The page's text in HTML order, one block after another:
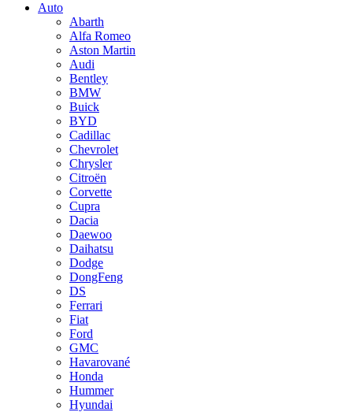
Auto
Abarth
Alfa Romeo
Aston Martin
Audi
Bentley
BMW
Buick
BYD
Cadillac
Chevrolet
Chrysler
Citroën
Corvette
Cupra
Dacia
Daewoo
Daihatsu
Dodge
DongFeng
DS
Ferrari
Fiat
Ford
GMC
Havarované
Honda
Hummer
Hyundai